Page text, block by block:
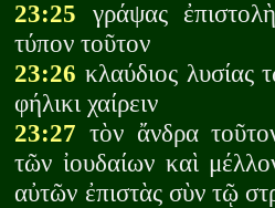
23:25 γράψας
τύπον τοῦτον
23:26 κλαύδιος λυσίας
φήλικι χαίρειν
23:27 τὸν ἄνδρα
τῶν ἰουδαίων καὶ
αὐτῶν ἐπιστὰς σὺν τῷ